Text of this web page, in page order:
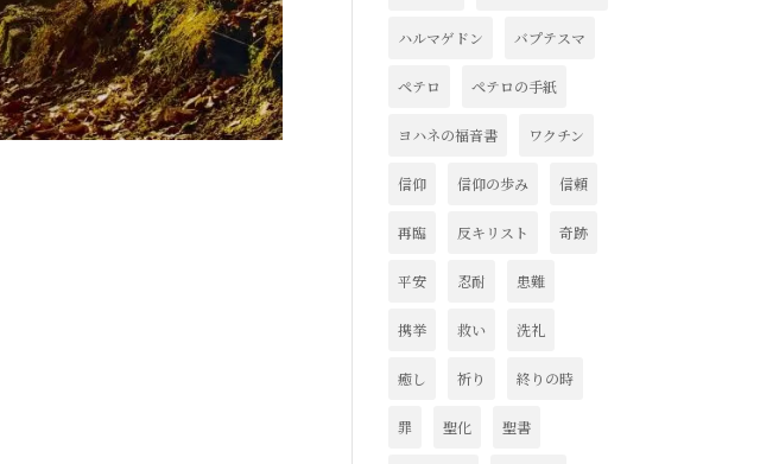
ハルマゲドン バプテスマ
ペテロ ペテロの手紙
ヨハネの福音書 ワクチン
信仰 信仰の歩み 信頼
再臨 反キリスト 奇跡
平安 忍耐 患難
携挙 救い 洗礼
癒し 祈り 終りの時
罪 聖化 聖書